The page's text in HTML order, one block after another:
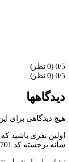
‫0/5
‫0/5
دیدگاهها
هیچ دیدگاهی برای
شانه برجسته کد 151701”